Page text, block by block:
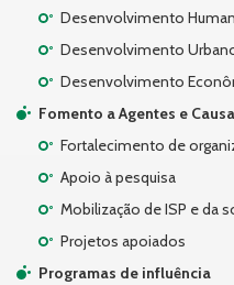
Desenvolvimento
Desenvolvimento
Desenvolvimento
Fomento a Agentes e
Fortalecimento de
Apoio à pesquisa
Mobilização de ISP e da
Projetos apoiados
Programas de influência